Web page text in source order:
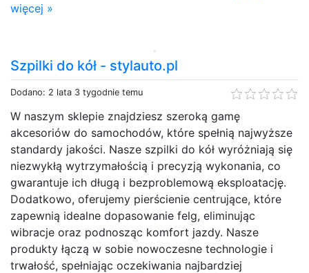
więcej »
Szpilki do kół - stylauto.pl
Dodano: 2 lata 3 tygodnie temu
W naszym sklepie znajdziesz szeroką gamę
akcesoriów do samochodów, które spełnią najwyższe
standardy jakości. Nasze szpilki do kół wyróżniają się
niezwykłą wytrzymałością i precyzją wykonania, co
gwarantuje ich długą i bezproblemową eksploatację.
Dodatkowo, oferujemy pierścienie centrujące, które
zapewnią idealne dopasowanie felg, eliminując
wibracje oraz podnosząc komfort jazdy. Nasze
produkty łączą w sobie nowoczesne technologie i
trwałość, spełniając oczekiwania najbardziej